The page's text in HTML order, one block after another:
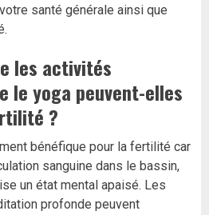
santé générale ainsi que
les activités
le yoga peuvent-elles
?
bénéfique pour la fertilité car
sanguine dans le bassin,
un état mental apaisé. Les
profonde peuvent